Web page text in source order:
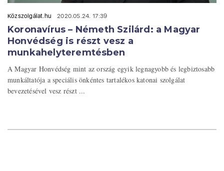
Közszolgálat.hu 2020.05.24. 17:39
Koronavírus – Németh Szilárd: a Magyar
Honvédség is részt vesz a
munkahelyteremtésben
A Magyar Honvédség mint az ország egyik legnagyobb és legbiztosabb
munkáltatója a speciális önkéntes tartalékos katonai szolgálat
bevezetésével vesz részt ...